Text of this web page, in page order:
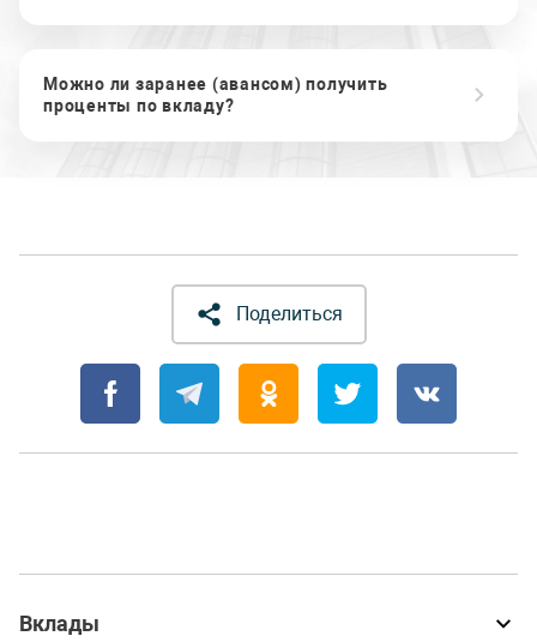
Можно ли заранее (авансом) получить
проценты по вкладу?
Поделиться
Вклады